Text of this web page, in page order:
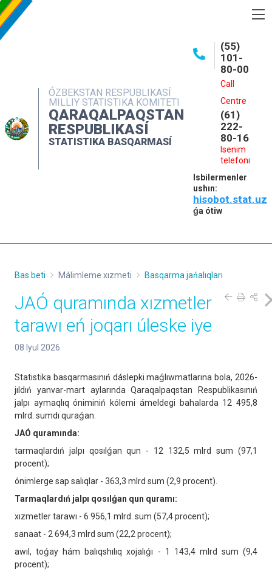
ÓZBEKSTAN RESPUBLIKASÍ
MILLIY STATISTIKA KOMITETI
QARAQALPAQSTAN
RESPUBLIKASÍ
STATISTIKA BASQARMASÍ
(55)
101-
80-00
Call
Centre
(61)
222-
80-16
Isenim
telefonı
Isbilermenler
ushın:
hisobot.stat.uz
ǵa ótiw
INTERAKTIV XIZMETLER
MÁLIMLEME XIZMETI
MÚRÁJAATLAR
Bas beti Málimleme xızmeti Basqarma jańalıqları
JAÓ quramında xızmetler
tarawı eń joqarı úleske iye
08 Iyul 2026
Statistika basqarmasınıń dáslepki maǵlıwmatlarına bola, 2026-
jıldıń yanvar-mart aylarında Qaraqalpaqstan Respublikasınıń
jalpı aymaqlıq óniminiń kólemi ámeldegi bahalarda 12 495,8
mlrd. sumdı quraǵan.
JAÓ quramında:
tarmaqlardıń jalpı qosılǵan qun - 12 132,5 mlrd sum (97,1
procent);
ónimlerge sap salıqlar - 363,3 mlrd sum (2,9 procent).
Tarmaqlardıń jalpı qosılǵan qun quramı:
xızmetler tarawı - 6 956,1 mlrd. sum (57,4 procent);
sanaat - 2 694,3 mlrd sum (22,2 procent);
awıl, toǵay hám balıqshılıq xojalıǵı - 1 143,4 mlrd sum (9,4
procent);